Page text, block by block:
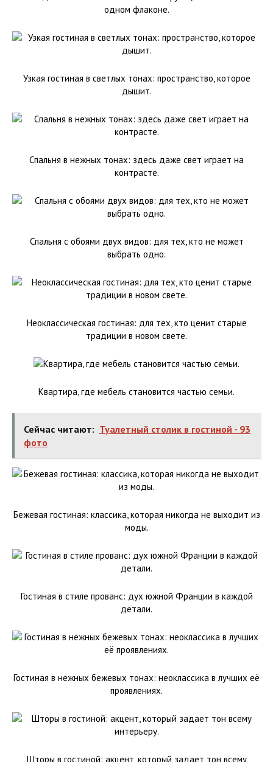
одном флаконе.
Узкая гостиная в светлых тонах: пространство, которое
дышит.
Спальня в нежных тонах: здесь даже свет играет на
контрасте.
Спальня с обоями двух видов: для тех, кто не может
выбрать одно.
Неоклассическая гостиная: для тех, кто ценит старые
традиции в новом свете.
Квартира, где мебель становится частью семьи.
Сейчас читают: Туалетный столик в гостиной - 93
фото
Бежевая гостиная: классика, которая никогда не выходит из
моды.
Гостиная в стиле прованс: дух южной Франции в каждой
детали.
Гостиная в нежных бежевых тонах: неоклассика в лучших её
проявлениях.
Шторы в гостиной: акцент, который задает тон всему